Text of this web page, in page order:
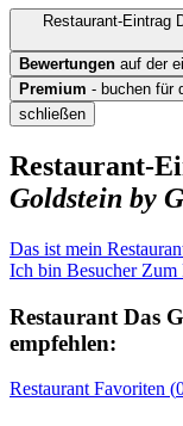
Restaurant-Eintrag
Bewertungen auf der
Premium - buchen für
schließen
Restaurant-
Goldstein by
Das ist mein
Ich bin Besucher Zum
Restaurant Das
empfehlen:
Restaurant Favoriten (